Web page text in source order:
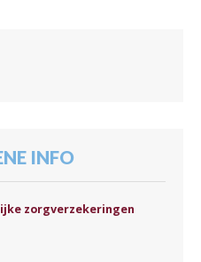
INFO
zorgverzekeringen